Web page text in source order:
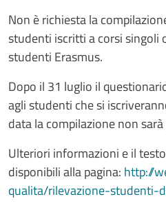
Non è richiesta la
studenti iscritti a corsi singoli
studenti Erasmus.
Dopo il 31 luglio il
agli studenti che si
data la compilazione non
Ulteriori informazioni e il
disponibili alla pagina: http://
qualita/rilevazione-studenti-